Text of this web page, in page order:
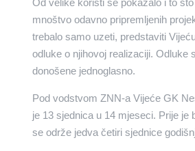
mnoštvo odavno pripremljenih
trebalo samo uzeti, predstaviti
odluke o njihovoj realizaciji. Odluke
donošene jednoglasno.
Pod vodstvom ZNN-a Vijeće GK
je 13 sjednica u 14 mjeseci. Prije je
se održe jedva četiri sjednice